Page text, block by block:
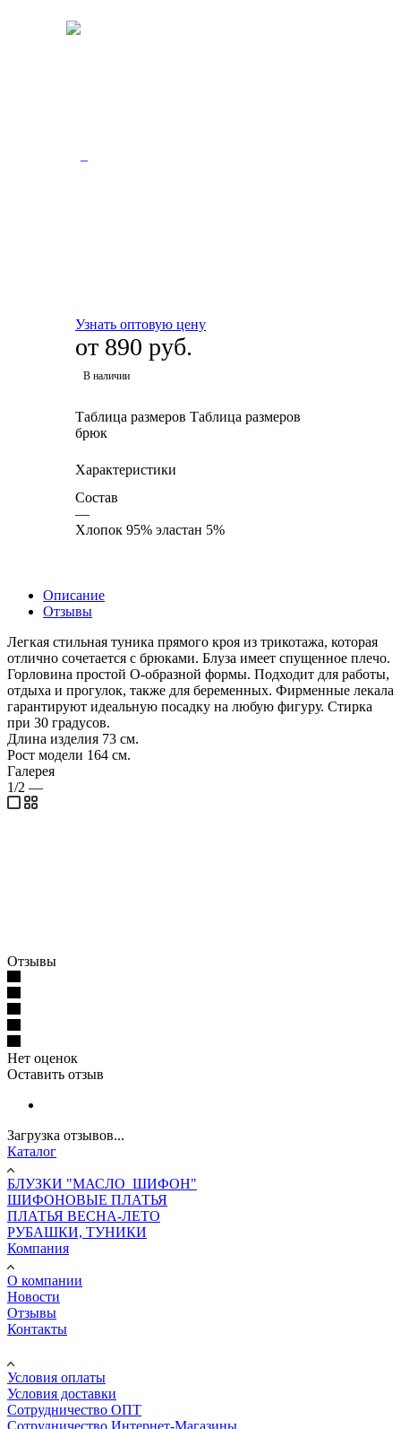
Узнать оптовую цену
от 890 руб.
В наличии
Таблица размеров Таблица размеров
брюк
Характеристики
Состав
—
Хлопок 95% эластан 5%
Описание
Отзывы
Легкая стильная туника прямого кроя из трикотажа, которая
отлично сочетается с брюками. Блуза имеет спущенное плечо.
Горловина простой О-образной формы. Подходит для работы,
отдыха и прогулок, также для беременных. Фирменные лекала
гарантируют идеальную посадку на любую фигуру. Стирка
при 30 градусов.
Длина изделия 73 см.
Рост модели 164 см.
Галерея
1/2 —
Отзывы
Нет оценок
Оставить отзыв
Загрузка отзывов...
Каталог
БЛУЗКИ "МАСЛО_ШИФОН"
ШИФОНОВЫЕ ПЛАТЬЯ
ПЛАТЬЯ ВЕСНА-ЛЕТО
РУБАШКИ, ТУНИКИ
Компания
О компании
Новости
Отзывы
Контакты
Условия оплаты
Условия доставки
Сотрудничество ОПТ
Сотрудничество Интернет-Магазины